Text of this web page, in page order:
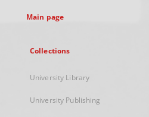
Main page
Collections
University Library
University Publishing